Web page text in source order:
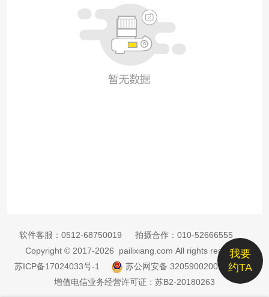
我要
约TA
软件客服： 0512-68750019 拍摄合作： 010-52666555
Copyright © 2017-2026 pailixiang.com All rights reserved
苏ICP备17024033号-1
苏公网安备 32059002002885号
增值电信业务经营许可证：苏B2-20180263